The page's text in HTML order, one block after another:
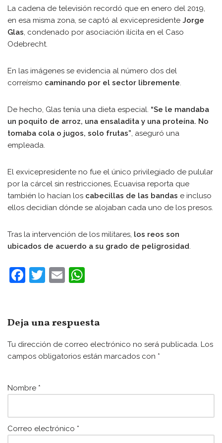
La cadena de televisión recordó que en enero del 2019,
en esa misma zona, se captó al exvicepresidente Jorge
Glas, condenado por asociación ilícita en el Caso
Odebrecht.
En las imágenes se evidencia al número dos del
correísmo caminando por el sector libremente.
De hecho, Glas tenía una dieta especial. “Se le mandaba
un poquito de arroz, una ensaladita y una proteína. No
tomaba cola o jugos, solo frutas”, aseguró una
empleada.
El exvicepresidente no fue el único privilegiado de pulular
por la cárcel sin restricciones, Ecuavisa reporta que
también lo hacían los cabecillas de las bandas e incluso
ellos decidían dónde se alojaban cada uno de los presos.
Tras la intervención de los militares, los reos son
ubicados de acuerdo a su grado de peligrosidad.
F
e
b
o
k
T
er
E
l
s
A
p
Deja una respuesta
Tu dirección de correo electrónico no será publicada. Los
campos obligatorios están marcados con *
Nombre *
Correo electrónico *